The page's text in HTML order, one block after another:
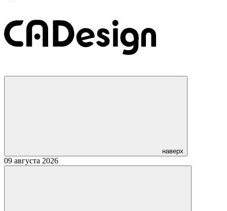
наверх
09 августа 2026